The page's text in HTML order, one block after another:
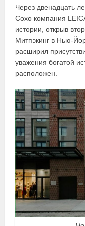
Через двенадцать
Сохо компания
истории, открыв
Митпэкинг в Нью-
расширил
уважения богатой
расположен.